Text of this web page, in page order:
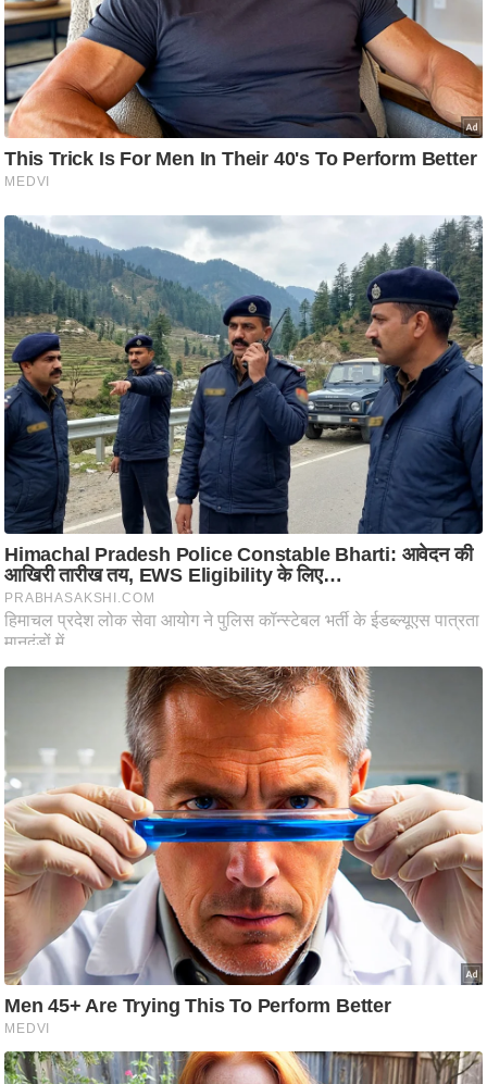
स
मं
त्रा
रि
ले
श
न
शि
रा
ज
नी
ति
वि
श्ले
ष
ण
स
सा
म
यि
मि
स्तं
भ
ए
म
आ
र
.
आ
ई